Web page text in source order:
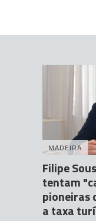
MADEIRA
Filipe
tentam
pioneiras
a taxa